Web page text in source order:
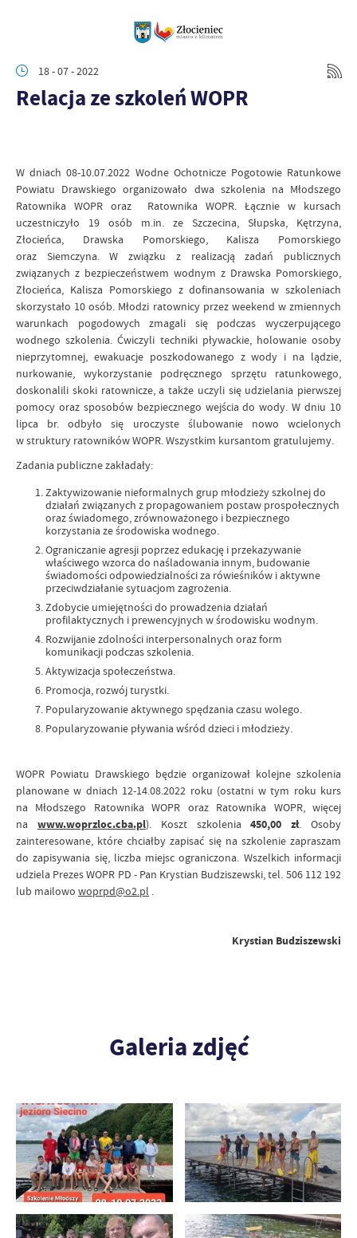
18 - 07 - 2022
Relacja ze szkoleń WOPR
W dniach 08-10.07.2022 Wodne Ochotnicze Pogotowie Ratunkowe
Powiatu Drawskiego organizowało dwa szkolenia na Młodszego
Ratownika WOPR oraz Ratownika WOPR. Łącznie w kursach
uczestniczyło 19 osób m.in. ze Szczecina, Słupska, Kętrzyna,
Złocieńca, Drawska Pomorskiego, Kalisza Pomorskiego
oraz Siemczyna. W związku z realizacją zadań publicznych
związanych z bezpieczeństwem wodnym z Drawska Pomorskiego,
Złocieńca, Kalisza Pomorskiego z dofinansowania w szkoleniach
skorzystało 10 osób. Młodzi ratownicy przez weekend w zmiennych
warunkach pogodowych zmagali się podczas wyczerpującego
wodnego szkolenia. Ćwiczyli techniki pływackie, holowanie osoby
nieprzytomnej, ewakuacje poszkodowanego z wody i na lądzie,
nurkowanie, wykorzystanie podręcznego sprzętu ratunkowego,
doskonalili skoki ratownicze, a także uczyli się udzielania pierwszej
pomocy oraz sposobów bezpiecznego wejścia do wody. W dniu 10
lipca br. odbyło się uroczyste ślubowanie nowo wcielonych
w struktury ratowników WOPR. Wszystkim kursantom gratulujemy.
Zadania publiczne zakładały:
Zaktywizowanie nieformalnych grup młodzieży szkolnej do
działań związanych z propagowaniem postaw prospołecznych
oraz świadomego, zrównoważonego i bezpiecznego
korzystania ze środowiska wodnego.
Ograniczanie agresji poprzez edukację i przekazywanie
właściwego wzorca do naśladowania innym, budowanie
świadomości odpowiedzialności za rówieśników i aktywne
przeciwdziałanie sytuacjom zagrożenia.
Zdobycie umiejętności do prowadzenia działań
profilaktycznych i prewencyjnych w środowisku wodnym.
Rozwijanie zdolności interpersonalnych oraz form
komunikacji podczas szkolenia.
Aktywizacja społeczeństwa.
Promocja, rozwój turystki.
Popularyzowanie aktywnego spędzania czasu wolego.
Popularyzowanie pływania wśród dzieci i młodzieży.
WOPR Powiatu Drawskiego będzie organizował kolejne szkolenia
planowane w dniach 12-14.08.2022 roku (ostatni w tym roku kurs
na Młodszego Ratownika WOPR oraz Ratownika WOPR, więcej
na www.woprzloc.cba.pl). Koszt szkolenia450,00 zł. Osoby
zainteresowane, które chciałby zapisać się na szkolenie zapraszam
do zapisywania się, liczba miejsc ograniczona. Wszelkich informacji
udziela Prezes WOPR PD - Pan Krystian Budziszewski, tel. 506 112 192
lub mailowo woprpd@o2.pl .
Krystian Budziszewski
Galeria zdjęć